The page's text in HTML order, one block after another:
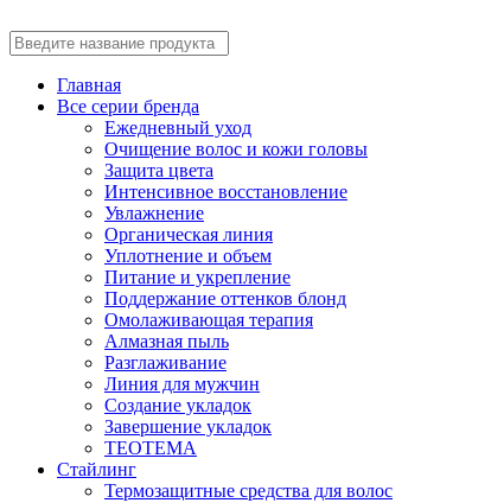
Главная
Все серии бренда
Ежедневный уход
Очищение волос и кожи головы
Защита цвета
Интенсивное восстановление
Увлажнение
Органическая линия
Уплотнение и объем
Питание и укрепление
Поддержание оттенков блонд
Омолаживающая терапия
Алмазная пыль
Разглаживание
Линия для мужчин
Создание укладок
Завершение укладок
TEOTEMA
Стайлинг
Термозащитные средства для волос